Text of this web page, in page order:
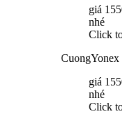
giá
nhé
Click
CuongYonex
giá
nhé
Click